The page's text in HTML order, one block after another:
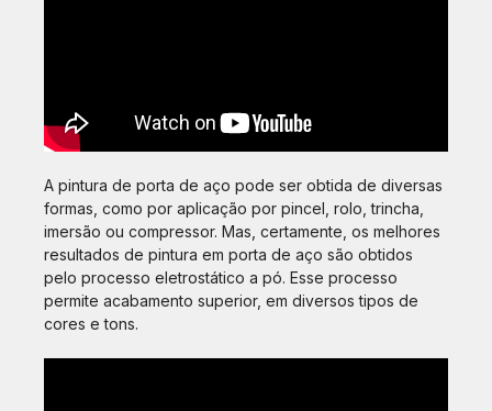
A pintura de porta de aço pode ser obtida de diversas
formas, como por aplicação por pincel, rolo, trincha,
imersão ou compressor. Mas, certamente, os melhores
resultados de pintura em porta de aço são obtidos
pelo processo eletrostático a pó. Esse processo
permite acabamento superior, em diversos tipos de
cores e tons.